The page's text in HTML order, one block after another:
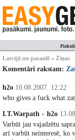
Latvijā un pasaulē » Ziņas
Komentāri rakstam:
h2o 10.08.2007. 12:22
who gives a fuck what
I.T.Warpath » h2o
Varbūt jau vajadzētu
arī varbūt neinteresē, ko